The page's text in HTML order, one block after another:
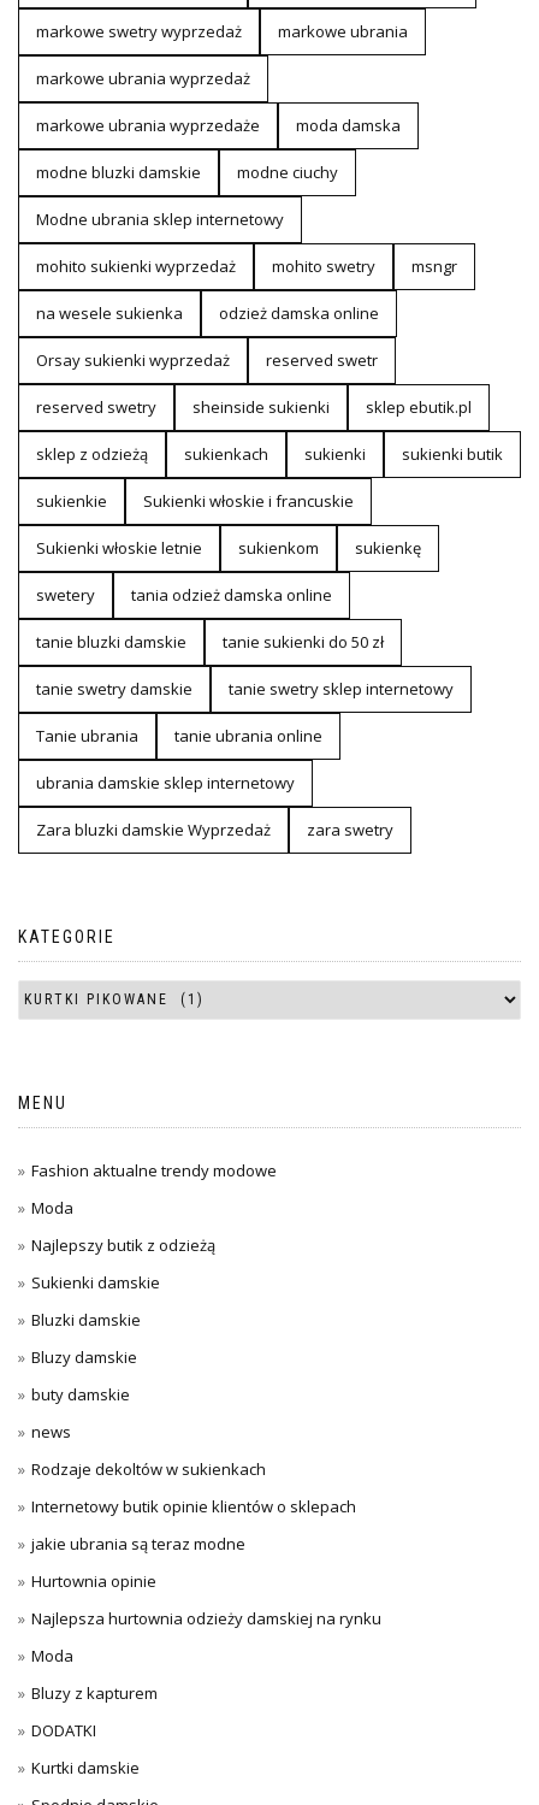
markowe swetry wyprzedaż markowe ubrania
markowe ubrania wyprzedaż
markowe ubrania wyprzedaże moda damska
modne bluzki damskie modne ciuchy
Modne ubrania sklep internetowy
mohito sukienki wyprzedaż mohito swetry msngr
na wesele sukienka odzież damska online
Orsay sukienki wyprzedaż reserved swetr
reserved swetry sheinside sukienki sklep ebutik.pl
sklep z odzieżą sukienkach sukienki sukienki butik
sukienkie Sukienki włoskie i francuskie
Sukienki włoskie letnie sukienkom sukienkę
swetery tania odzież damska online
tanie bluzki damskie tanie sukienki do 50 zł
tanie swetry damskie tanie swetry sklep internetowy
Tanie ubrania tanie ubrania online
ubrania damskie sklep internetowy
Zara bluzki damskie Wyprzedaż zara swetry
KATEGORIE
MENU
Fashion aktualne trendy modowe
Moda
Najlepszy butik z odzieżą
Sukienki damskie
Bluzki damskie
Bluzy damskie
buty damskie
news
Rodzaje dekoltów w sukienkach
Internetowy butik opinie klientów o sklepach
jakie ubrania są teraz modne
Hurtownia opinie
Najlepsza hurtownia odzieży damskiej na rynku
Moda
Bluzy z kapturem
DODATKI
Kurtki damskie